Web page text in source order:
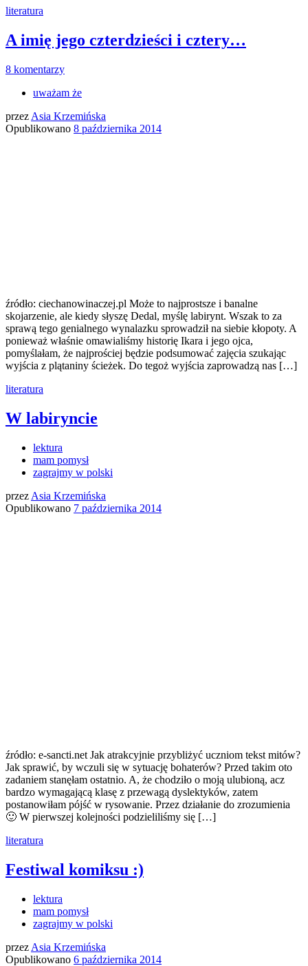
literatura
A imię jego czterdzieści i cztery…
8 komentarzy
uważam że
przez Asia Krzemińska
Opublikowano 8 października 2014
źródło: ciechanowinaczej.pl Może to najprostsze i banalne
skojarzenie, ale kiedy słyszę Dedal, myślę labirynt. Wszak to za
sprawą tego genialnego wynalazku sprowadził na siebie kłopoty. A
ponieważ właśnie omawialiśmy historię Ikara i jego ojca,
pomyślałam, że najprościej będzie podsumować zajęcia szukając
wyjścia z plątaniny ścieżek. Do tegoż wyjścia zaprowadzą nas […]
literatura
W labiryncie
lektura
mam pomysł
zagrajmy w polski
przez Asia Krzemińska
Opublikowano 7 października 2014
źródło: e-sancti.net Jak atrakcyjnie przybliżyć uczniom tekst mitów?
Jak sprawić, by wczuli się w sytuację bohaterów? Przed takim oto
zadaniem stanęłam ostatnio. A, że chodziło o moją ulubioną, acz
bardzo wymagającą klasę z przewagą dyslektyków, zatem
postanowiłam pójść w rysowanie. Przez działanie do zrozumienia
🙂 W pierwszej kolejności podzieliliśmy się […]
literatura
Festiwal komiksu :)
lektura
mam pomysł
zagrajmy w polski
przez Asia Krzemińska
Opublikowano 6 października 2014